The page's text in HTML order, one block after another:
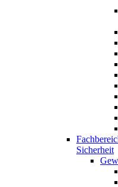
Sicherheit